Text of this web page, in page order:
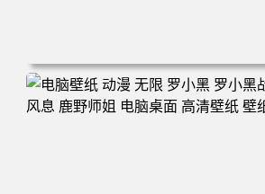
电脑壁纸 柯南和小兰背靠背 夕阳 日落
面 高清壁纸 壁纸下载 壁纸大全